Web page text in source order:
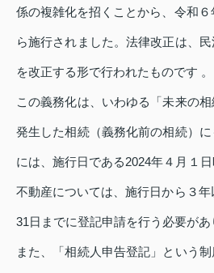
係の複雑化を招くことから、令和
ら施行されました。法律改正は、
を改正する形で行われたものです 。
この義務化は、いわゆる「未来の
発生した相続（義務化前の相続）
には、施行日である2024年４月１
不動産については、施行日から３年
31日までに登記申請を行う必要があ
また、「相続人申告登記」という